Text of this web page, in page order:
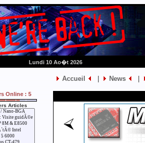
Lundi 10 Ao�t 2026
Accueil News
Online : 5
Articles